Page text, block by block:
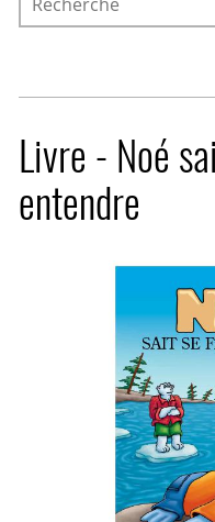
Livre - Noé
entendre